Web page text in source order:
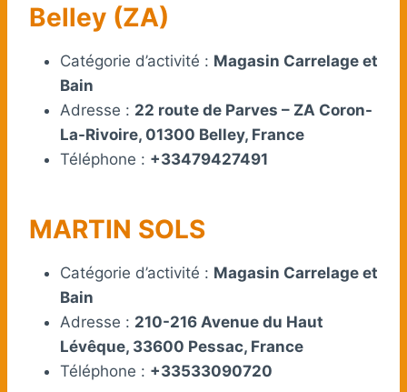
Belley (ZA)
Catégorie d’activité : Magasin Carrelage et
Bain
Adresse : 22 route de Parves – ZA Coron-
La-Rivoire, 01300 Belley, France
Téléphone : +33479427491
MARTIN SOLS
Catégorie d’activité : Magasin Carrelage et
Bain
Adresse : 210-216 Avenue du Haut
Lévêque, 33600 Pessac, France
Téléphone : +33533090720